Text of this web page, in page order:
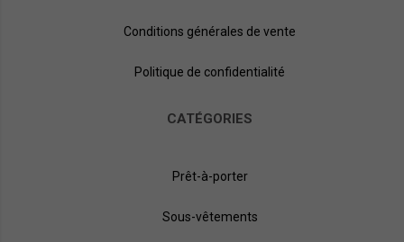
Conditions générales de vente
Politique de confidentialité
CATÉGORIES
Prêt-à-porter
Sous-vêtements